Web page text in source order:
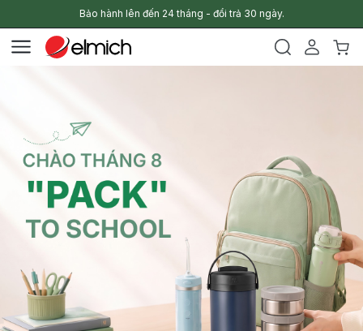
Bảo hành lên đến 24 tháng - đổi trả 30 ngày.